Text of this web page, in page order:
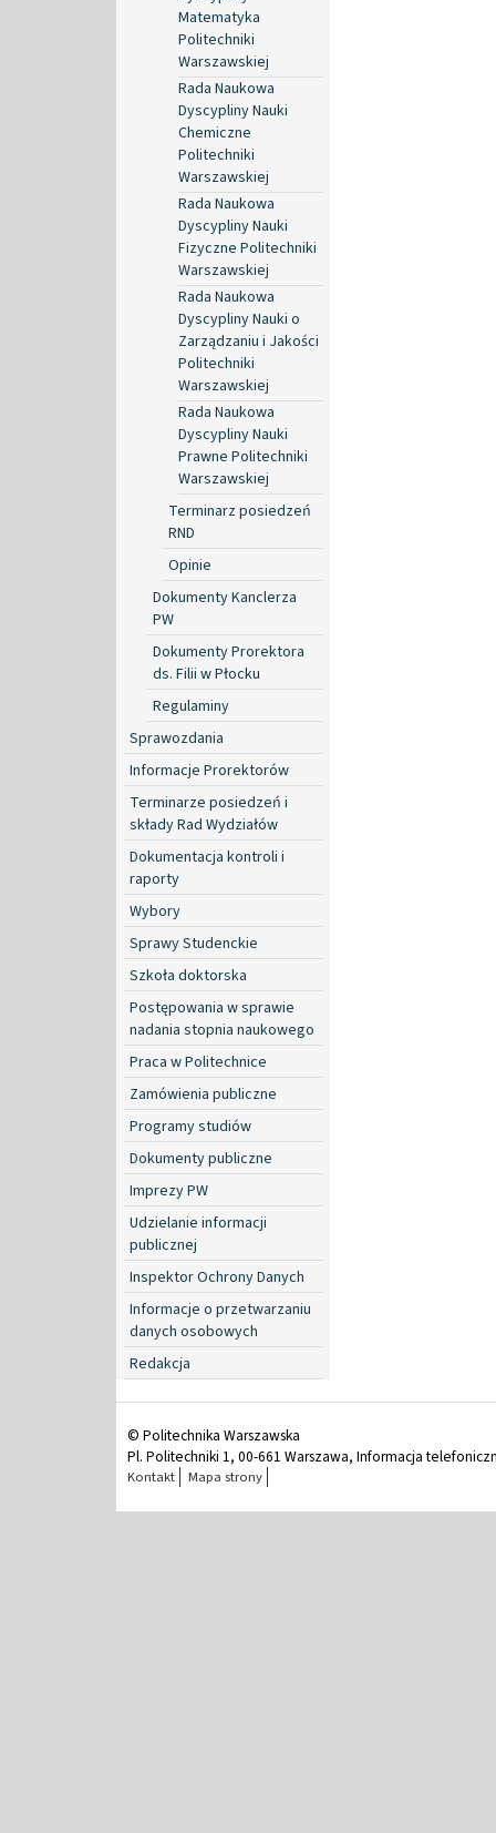
Matematyka
Politechniki
Warszawskiej
Rada Naukowa
Dyscypliny Nauki
Chemiczne
Politechniki
Warszawskiej
Rada Naukowa
Dyscypliny Nauki
Fizyczne Politechniki
Warszawskiej
Rada Naukowa
Dyscypliny Nauki o
Zarządzaniu i Jakości
Politechniki
Warszawskiej
Rada Naukowa
Dyscypliny Nauki
Prawne Politechniki
Warszawskiej
Terminarz posiedzeń
RND
Opinie
Dokumenty Kanclerza
PW
Dokumenty Prorektora
ds. Filii w Płocku
Regulaminy
Sprawozdania
Informacje Prorektorów
Terminarze posiedzeń i
składy Rad Wydziałów
Dokumentacja kontroli i
raporty
Wybory
Sprawy Studenckie
Szkoła doktorska
Postępowania w sprawie
nadania stopnia naukowego
Praca w Politechnice
Zamówienia publiczne
Programy studiów
Dokumenty publiczne
Imprezy PW
Udzielanie informacji
publicznej
Inspektor Ochrony Danych
Informacje o przetwarzaniu
danych osobowych
Redakcja
© Politechnika Warszawska
Pl. Politechniki 1, 00-661 Warszawa, Informacja
Kontakt Mapa strony